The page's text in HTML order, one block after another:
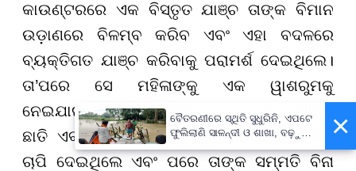
କାଉଣ୍ଟରରେ ଏକ ବିସ୍ତୃତ ଯାଞ୍ଚ ତାଙ୍କ ବିମାନ
ଉଡ଼ାଣରେ ବିଳମ୍ବ କରିବ ଏବଂ ଏହା ବଦଳରେ
ବ୍ୟକ୍ତିଗତ ଯାଞ୍ଚ କରିବାକୁ ପରାମର୍ଶ ଦେଇଥିଲେ।
ତା’ପରେ ସେ ମହିଳାଙ୍କୁ ଏକ ୱାଶରୁମକୁ
ନେଇଯାଇଥିଲେ, ଯେଉଁଠାରେ ସେ ବାରମ୍ବାର ତାଙ୍କ
ଛାତି ଏବଂ ଯୌନାଙ୍ଗକୁ ଛୁଇଁଥିଲେ, ତାଙ୍କ ଛାତିକୁ
ଚାପି ଦେଇଥିଲେ ଏବଂ ପରେ ତାଙ୍କ ସମ୍ମତି ବିନା
×
ବୈତରଣୀରେ ସ୍ଥିତି ସୁଧୁରିନି, ଏପଟେ
ଫୁଲିଲାଣି ସାଳନ୍ଦୀ ଓ ଶାଖା, ବଢ଼ୁଛି
ବନ୍ୟା ଭୟ